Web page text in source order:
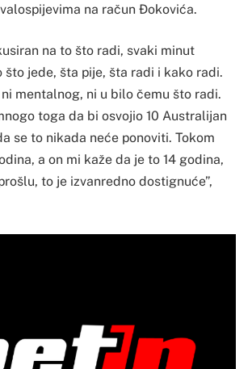
na račun Đokovića.
na to što radi, svaki minut
što jede, šta pije, šta radi i kako radi.
mentalnog, ni u bilo čemu što radi.
toga da bi osvojio 10 Australijan
se to nikada neće ponoviti. Tokom
a on mi kaže da je to 14 godina,
to je izvanredno dostignuće”,